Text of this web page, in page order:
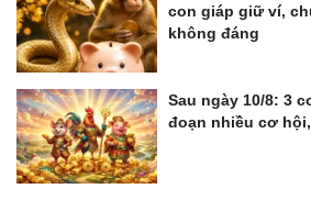
con giáp giữ ví,
không đáng
Sau ngày 10/8: 3
đoạn nhiều cơ